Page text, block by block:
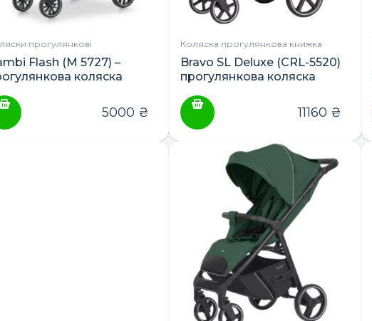
ПОШУК ТОВАРІВ:
прогулянкові
Flash (M 5727) –
коляска
5000 ₴
Коляска прогулянкова книжка
Bravo SL Deluxe (CRL-5520)
прогулянкова коляска
11160 ₴